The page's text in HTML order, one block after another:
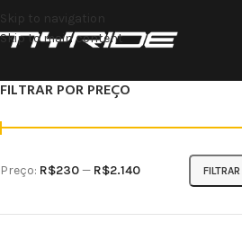
Skip to navigation
Skip to main content
FILTRAR POR PREÇO
FILTRAR
Preço: R$230— R$2.140